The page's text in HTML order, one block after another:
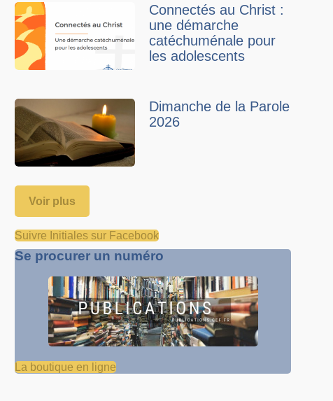
Connectés au Christ :
une démarche
catéchuménale pour
les adolescents
Dimanche de la Parole
2026
Voir plus
Suivre Initiales sur Facebook
Se procurer un numéro
La boutique en ligne